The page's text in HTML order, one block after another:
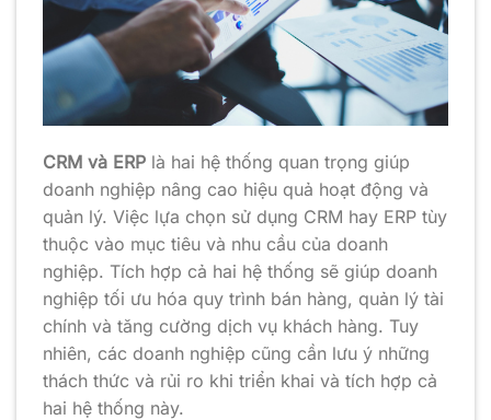
CRM và ERP là hai hệ thống quan trọng giúp
doanh nghiệp nâng cao hiệu quả hoạt động và
quản lý. Việc lựa chọn sử dụng CRM hay ERP tùy
thuộc vào mục tiêu và nhu cầu của doanh
nghiệp. Tích hợp cả hai hệ thống sẽ giúp doanh
nghiệp tối ưu hóa quy trình bán hàng, quản lý tài
chính và tăng cường dịch vụ khách hàng. Tuy
nhiên, các doanh nghiệp cũng cần lưu ý những
thách thức và rủi ro khi triển khai và tích hợp cả
hai hệ thống này.